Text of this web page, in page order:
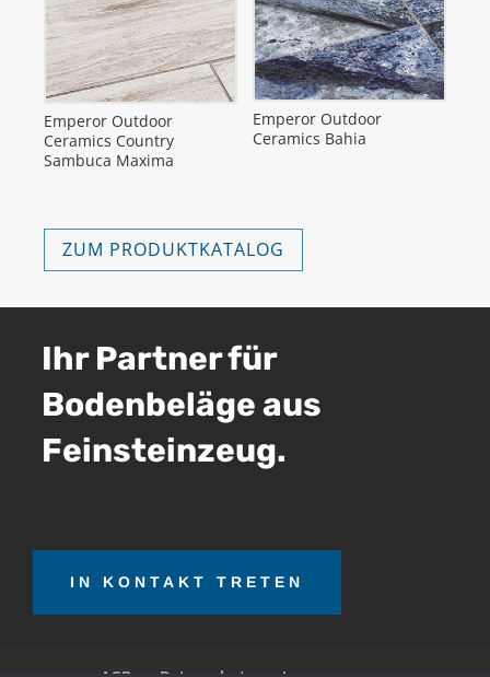
Emperor Outdoor
Ceramics Country
Sambuca Maxima
Emperor Outdoor
Ceramics Bahia
ZUM PRODUKTKATALOG
Ihr Partner für
Bodenbeläge aus
Feinsteinzeug.
IN KONTAKT TRETEN